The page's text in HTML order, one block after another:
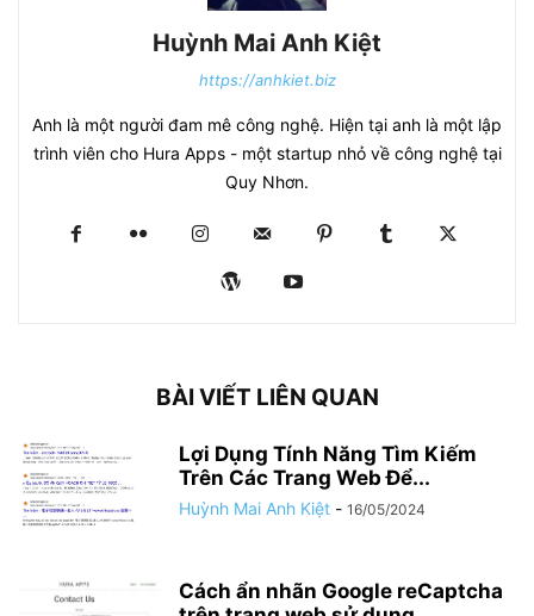
Huỳnh Mai Anh Kiệt
https://anhkiet.biz
Anh là một người đam mê công nghệ. Hiện tại anh là một lập
trình viên cho Hura Apps - một startup nhỏ về công nghệ tại
Quy Nhơn.
BÀI VIẾT LIÊN QUAN
Lợi Dụng Tính Năng Tìm Kiếm
Trên Các Trang Web Để...
Huỳnh Mai Anh Kiệt - 16/05/2024
Cách ẩn nhãn Google reCaptcha